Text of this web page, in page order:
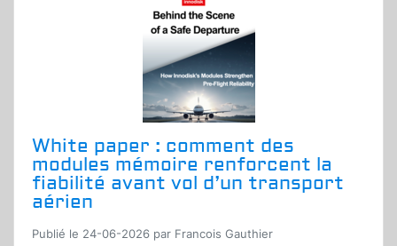
White paper : comment des
modules mémoire renforcent la
fiabilité avant vol d’un transport
aérien
Publié le 24-06-2026 par Francois Gauthier